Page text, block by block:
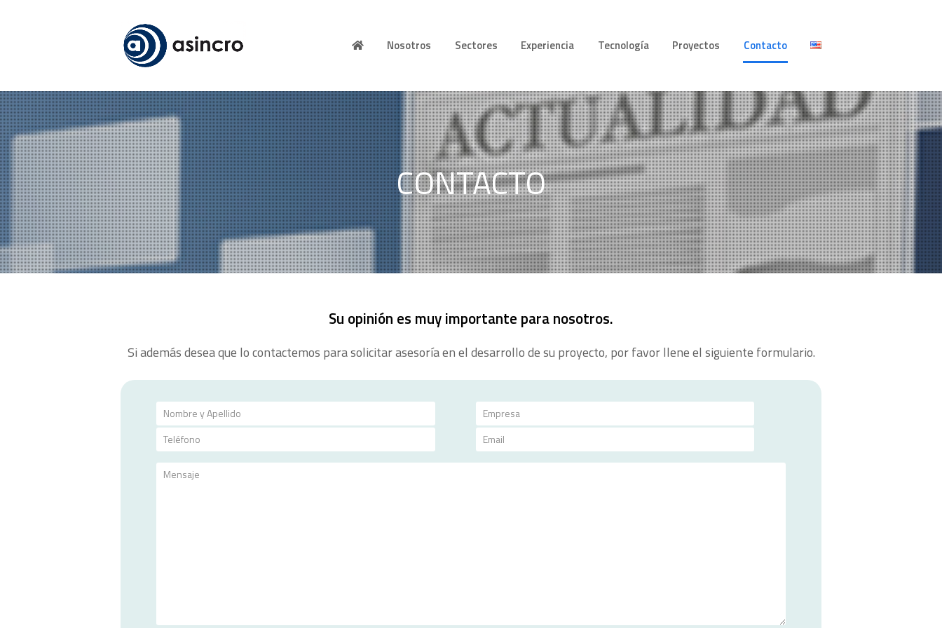
Nosotros Sectores Experiencia Tecnología Proyectos Contacto
CONTACTO
Su opinión es muy importante para nosotros.
Si además desea que lo contactemos para solicitar asesoría en el desarrollo de su proyecto, por favor llene el siguiente formulario.